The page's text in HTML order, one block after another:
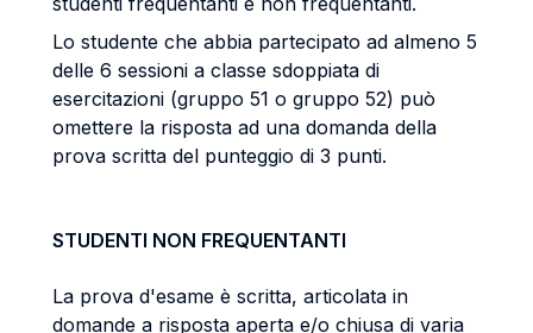
Lo studente che abbia partecipato ad almeno 5
delle 6 sessioni a classe sdoppiata di
esercitazioni (gruppo 51 o gruppo 52) può
omettere la risposta ad una domanda della
prova scritta del punteggio di 3 punti.
STUDENTI NON FREQUENTANTI
La prova d'esame è scritta, articolata in
domande a risposta aperta e/o chiusa di varia